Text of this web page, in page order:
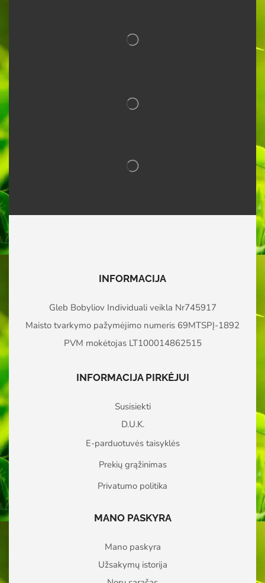
INFORMACIJA
Gleb Bobyliov Individuali veikla Nr745917
Maisto tvarkymo pažymėjimo numeris 69MTSPĮ-1892
PVM mokėtojas LT100014862515
INFORMACIJA PIRKĖJUI
Susisiekti
D.U.K.
E-parduotuvės taisyklės
Prekių grąžinimas
Privatumo politika
MANO PASKYRA
Mano paskyra
Užsakymų istorija